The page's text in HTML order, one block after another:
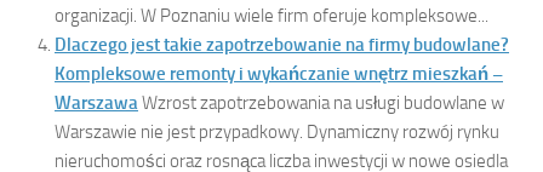
organizacji. W Poznaniu wiele firm oferuje kompleksowe...
Dlaczego jest takie zapotrzebowanie na firmy budowlane?
Kompleksowe remonty i wykańczanie wnętrz mieszkań –
WarszawaWzrost zapotrzebowania na usługi budowlane w
Warszawie nie jest przypadkowy. Dynamiczny rozwój rynku
nieruchomości oraz rosnąca liczba inwestycji w nowe osiedla